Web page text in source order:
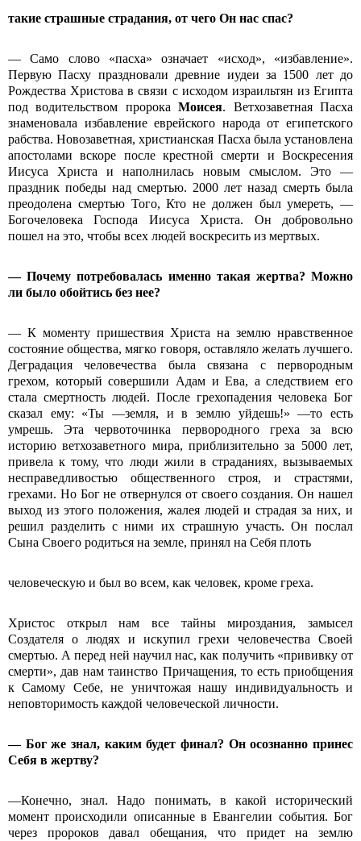
такие страшные страдания, от чего Он нас спас?
— Само слово «пасха» означает «исход», «избавление».
Первую Пасху праздновали древние иудеи за 1500 лет до
Рождества Христова в связи с исходом израильтян из Египта
под водительством пророкаМоисея. Ветхозаветная Пасха
знаменовала избавление еврейского народа от египетского
рабства. Новозаветная, христианская Пасха была установлена
апостолами вскоре после крестной смерти и Воскресения
Иисуса Христа и наполнилась новым смыслом. Это —
праздник победы над смертью. 2000 лет назад смерть была
преодолена смертью Того, Кто не должен был умереть, —
Богочеловека Господа Иисуса Христа. Он добровольно
пошел на это, чтобы всех людей воскресить из мертвых.
— Почему потребовалась именно такая жертва? Можно
ли было обойтись без нее?
— К моменту пришествия Христа на землю нравственное
состояние общества, мягко говоря, оставляло желать лучшего.
Деградация человечества была связана с первородным
грехом, который совершили Адам и Ева, а следствием его
стала смертность людей. После грехопадения человека Бог
сказал ему: «Ты —земля, и в землю уйдешь!» —то есть
умрешь. Эта червоточинка первородного греха за всю
историю ветхозаветного мира, приблизительно за 5000 лет,
привела к тому, что люди жили в страданиях, вызываемых
несправедливостью общественного строя, и страстями,
грехами. Но Бог не отвернулся от своего создания. Он нашел
выход из этого положения, жалея людей и страдая за них, и
решил разделить с ними их страшную участь. Он послал
Сына Своего родиться на земле, принял на Себя плоть
человеческую и был во всем, как человек, кроме греха.
Христос открыл нам все тайны мироздания, замысел
Создателя о людях и искупил грехи человечества Своей
смертью. А перед ней научил нас, как получить «прививку от
смерти», дав нам таинство Причащения, то есть приобщения
к Самому Себе, не уничтожая нашу индивидуальность и
неповторимость каждой человеческой личности.
— Бог же знал, каким будет финал? Он осознанно принес
Себя в жертву?
—Конечно, знал. Надо понимать, в какой исторический
момент происходили описанные в Евангелии события. Бог
через пророков давал обещания, что придет на землю